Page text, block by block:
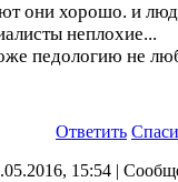
они хорошо. и
неплохие...
педологию не
Ответить
15:54 |